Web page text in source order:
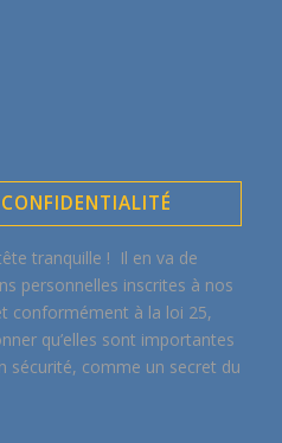
tranquille ! Il en va de
personnelles inscrites à nos
conformément à la loi 25,
qu’elles sont importantes
sécurité, comme un secret du